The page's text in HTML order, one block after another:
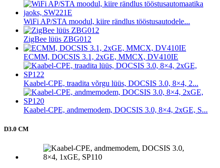
WiFi AP/STA moodul, kiire rändlus tööstusautodele...
ZigBee lüüs ZBG012
ECMM, DOCSIS 3.1, 2xGE, MMCX, DV410IE
Kaabel-CPE, traadita võrgu lüüs, DOCSIS 3.0, 8×4, 2...
Kaabel-CPE, andmemodem, DOCSIS 3.0, 8×4, 2xGE, S...
D3.0 CM